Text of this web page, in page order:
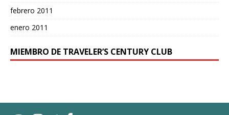
febrero 2011
enero 2011
MIEMBRO DE TRAVELER’S CENTURY CLUB